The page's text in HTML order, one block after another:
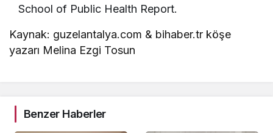
School of Public Health Report.
Kaynak: guzelantalya.com & bihaber.tr köşe
yazarı Melina Ezgi Tosun
Benzer Haberler